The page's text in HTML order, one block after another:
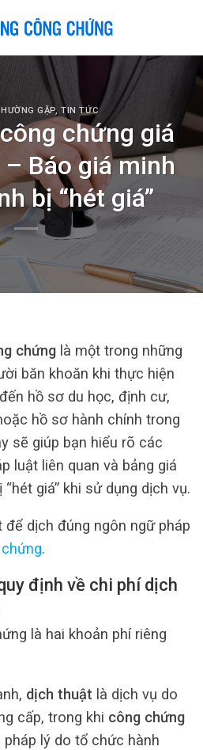
GẶP,TIN TỨC
chứng giá
Báo giá minh
bị “hét giá”
chứng là một trong những
băn khoăn khi thực hiện
hồ sơ du học, định cư,
hồ sơ hành chính trong
sẽ giúp bạn hiểu rõ các
luật liên quan và bảng giá
giá” khi sử dụng dịch vụ.
để dịch đúng ngôn ngữ pháp
.
định về chi phí dịch
là hai khoản phí riêng
dịch thuật là dịch vụ do
cấp, trong khi công chứng
pháp lý do tổ chức hành